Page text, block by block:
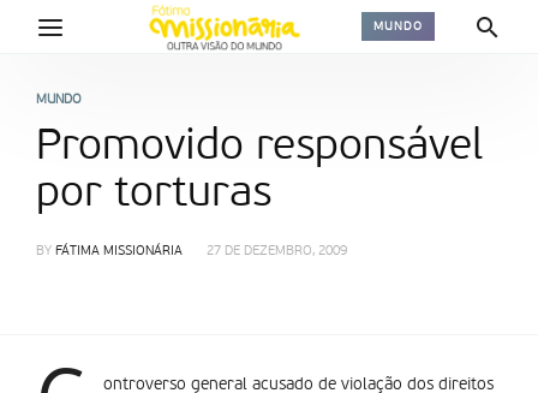
MUNDO
MUNDO
Promovido responsável
por torturas
BY FÁTIMA MISSIONÁRIA 27 DE DEZEMBRO, 2009
ontroverso general acusado de violação dos direitos